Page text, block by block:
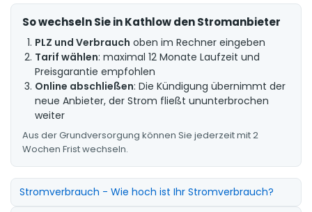
So wechseln Sie in Kathlow den Stromanbieter
PLZ und Verbrauch oben im Rechner eingeben
Tarif wählen: maximal 12 Monate Laufzeit und
Preisgarantie empfohlen
Online abschließen: Die Kündigung übernimmt der
neue Anbieter, der Strom fließt ununterbrochen
weiter
Aus der Grundversorgung können Sie jederzeit mit 2
Wochen Frist wechseln.
Stromverbrauch - Wie hoch ist Ihr Stromverbrauch?